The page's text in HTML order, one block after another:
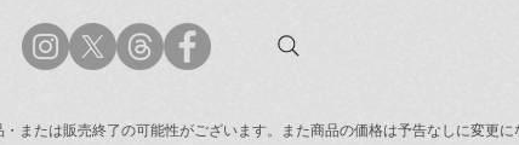
または販売終了の可能性がございます。また商品の価格は予告なしに変更に